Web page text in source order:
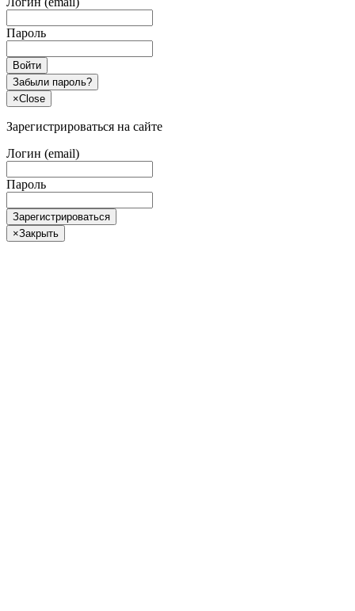
Пароль
Войти
Забыли пароль?
×Close
Зарегистрироваться на сайте
Логин (email)
Пароль
Зарегистрироваться
×Закрыть